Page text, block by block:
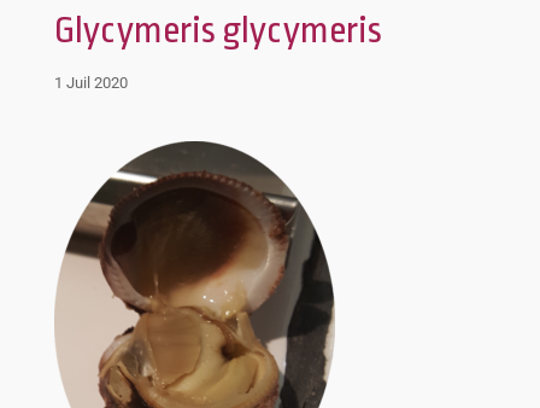
Glycymeris glycymeris
1 Juil 2020